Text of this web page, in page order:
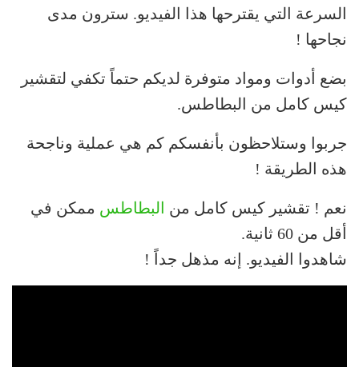
السرعة التي يقترحها هذا الفيديو. سترون مدى
نجاحها !
بضع أدوات ومواد متوفرة لديكم حتماً تكفي لتقشير
كيس كامل من البطاطس.
جربوا وستلاحظون بأنفسكم كم هي عملية وناجحة
هذه الطريقة !
نعم ! تقشير كيس كامل من البطاطس ممكن في
أقل من 60 ثانية.
شاهدوا الفيديو. إنه مذهل جداً !